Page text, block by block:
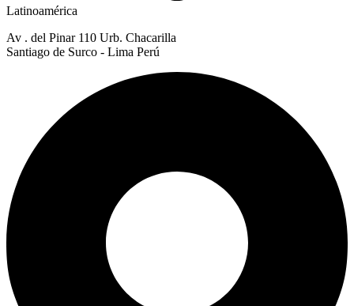
Latinoamérica
Av . del Pinar 110 Urb. Chacarilla
Santiago de Surco - Lima Perú